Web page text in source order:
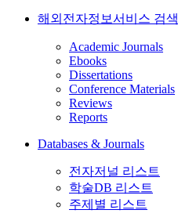
해외전자정보서비스 검색
Academic Journals
Ebooks
Dissertations
Conference Materials
Reviews
Reports
Databases & Journals
전자저널 리스트
학술DB 리스트
주제별 리스트